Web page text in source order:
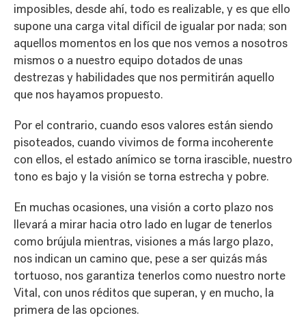
imposibles, desde ahí, todo es realizable, y es que ello
supone una carga vital difícil de igualar por nada; son
aquellos momentos en los que nos vemos a nosotros
mismos o a nuestro equipo dotados de unas
destrezas y habilidades que nos permitirán aquello
que nos hayamos propuesto.
Por el contrario, cuando esos valores están siendo
pisoteados, cuando vivimos de forma incoherente
con ellos, el estado anímico se torna irascible, nuestro
tono es bajo y la visión se torna estrecha y pobre.
En muchas ocasiones, una visión a corto plazo nos
llevará a mirar hacia otro lado en lugar de tenerlos
como brújula mientras, visiones a más largo plazo,
nos indican un camino que, pese a ser quizás más
tortuoso, nos garantiza tenerlos como nuestro norte
Vital, con unos réditos que superan, y en mucho, la
primera de las opciones.